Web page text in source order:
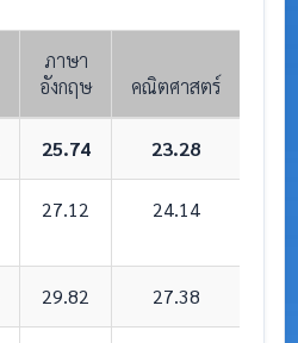
ภาษา
อังกฤษ
คณิตศาสตร์
25.74 23.28
27.12 24.14
29.82 27.38